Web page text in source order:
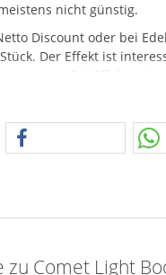
nicht günstig.
Discount oder bei
Der Effekt ist
Die Effekte mit
mit roten Blinkern
am Boden, vielleicht ist
stellen. Ein amtliches
Vieles liegt schon
Comet Light